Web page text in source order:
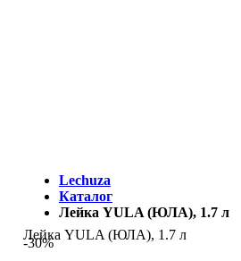
Lechuza
Каталог
Лейка YULA (ЮЛА), 1.7 л
Лейка YULA (ЮЛА), 1.7 л
-30%